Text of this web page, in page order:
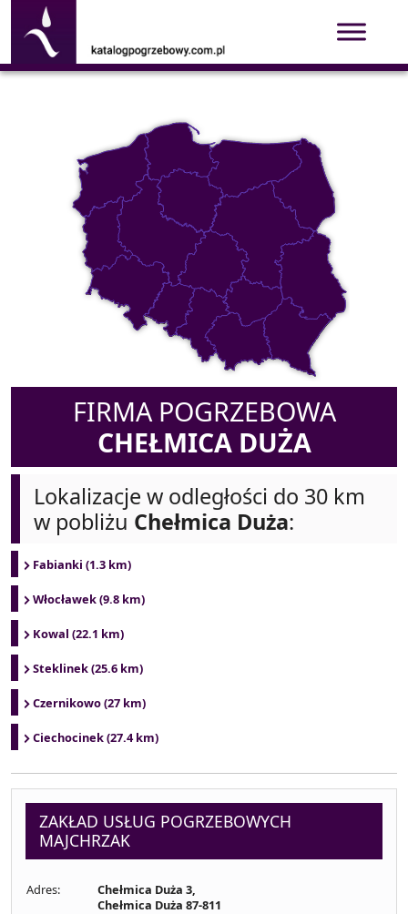
FIRMA POGRZEBOWA
CHEŁMICA DUŻA
Lokalizacje w odległości do 30 km
w pobliżu Chełmica Duża:
Fabianki (1.3 km)
Włocławek (9.8 km)
Kowal (22.1 km)
Steklinek (25.6 km)
Czernikowo (27 km)
Ciechocinek (27.4 km)
ZAKŁAD USŁUG POGRZEBOWYCH
MAJCHRZAK
Adres:
Chełmica Duża 3,
Chełmica Duża 87-811